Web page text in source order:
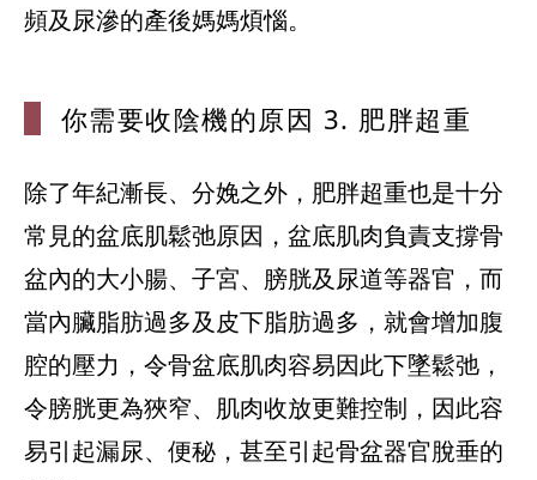
頻及尿滲的產後媽媽煩惱。
你需要收陰機的原因 3. 肥胖超重
除了年紀漸長、分娩之外，肥胖超重也是十分
常見的盆底肌鬆弛原因，盆底肌肉負責支撐骨
盆內的大小腸、子宮、膀胱及尿道等器官，而
當內臟脂肪過多及皮下脂肪過多，就會增加腹
腔的壓力，令骨盆底肌肉容易因此下墜鬆弛，
令膀胱更為狹窄、肌肉收放更難控制，因此容
易引起漏尿、便秘，甚至引起骨盆器官脫垂的